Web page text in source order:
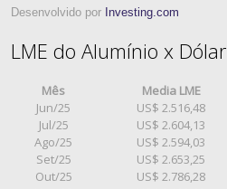
Desenvolvido por Investing.com
LME do Alumínio x Dólar
Mês Media LME
Jun/25
US$ 2.516,48
Jul/25
US$ 2.604,13
Ago/25
US$ 2.594,03
Set/25
US$ 2.653,25
Out/25
US$ 2.786,28